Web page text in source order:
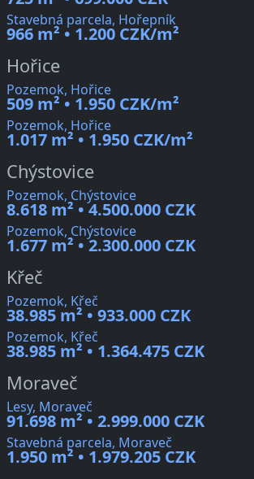
Stavebná parcela, Hořepník
966 m² • 1.200 CZK/m²
Hořice
Pozemok, Hořice
509 m² • 1.950 CZK/m²
Pozemok, Hořice
1.017 m² • 1.950 CZK/m²
Chýstovice
Pozemok, Chýstovice
8.618 m² • 4.500.000 CZK
Pozemok, Chýstovice
1.677 m² • 2.300.000 CZK
Křeč
Pozemok, Křeč
38.985 m² • 933.000 CZK
Pozemok, Křeč
38.985 m² • 1.364.475 CZK
Moraveč
Lesy, Moraveč
91.698 m² • 2.999.000 CZK
Stavebná parcela, Moraveč
1.950 m² • 1.979.205 CZK